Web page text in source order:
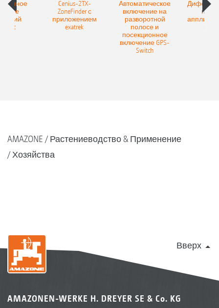
Cenius-2TX-
ZoneFinder с
приложением
exatrek
Автоматическое
включение на
разворотной
полосе и
посекционное
включение GPS-
Switch
AMAZONE
Растениеводство & Применение
Хозяйства
Вверх
AMAZONEN-WERKE H. DREYER SE & Co. KG